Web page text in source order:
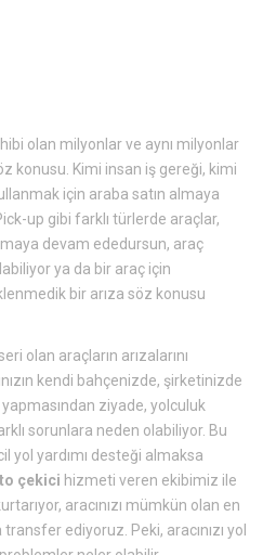
olan milyonlar ve aynı milyonlar
konusu. Kimi insan iş gereği, kimi
için araba satın almaya
up gibi farklı türlerde araçlar,
devam ededursun, araç
ya da bir araç için
bir arıza söz konusu
olan araçların arızalarını
kendi bahçenizde, şirketinizde
ziyade, yolculuk
sorunlara neden olabiliyor. Bu
yol yardımı desteği almaksa
çekici hizmeti veren ekibimiz ile
aracınızı mümkün olan en
ediyoruz. Peki, aracınızı yol